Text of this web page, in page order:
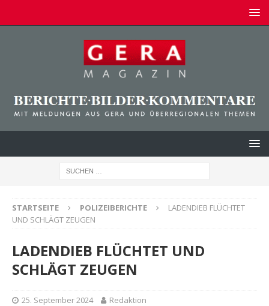
STARTSEITE POLIZEIBERICHTE
LADENDIEB FLÜCHTET
UND SCHLÄGT ZEUGEN
LADENDIEB FLÜCHTET UND
SCHLÄGT ZEUGEN
25. September 2024 Redaktion